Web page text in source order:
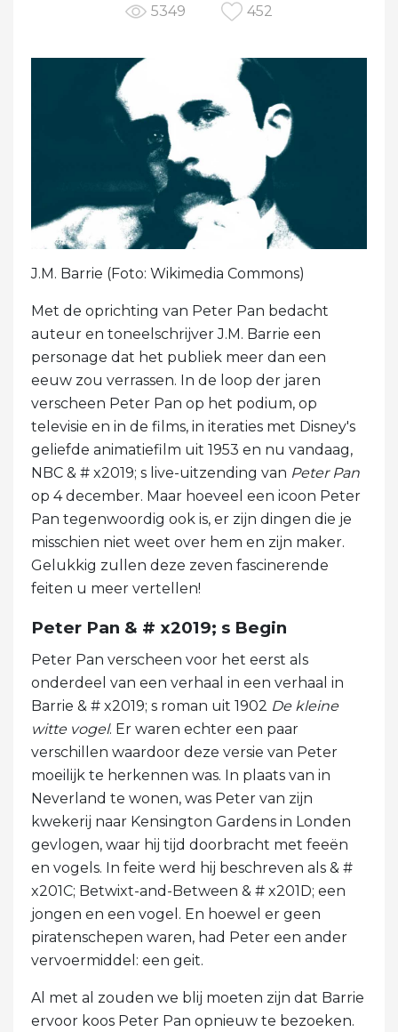
5349 452
J.M. Barrie (Foto: Wikimedia Commons)
Met de oprichting van Peter Pan bedacht
auteur en toneelschrijver J.M. Barrie een
personage dat het publiek meer dan een
eeuw zou verrassen. In de loop der jaren
verscheen Peter Pan op het podium, op
televisie en in de films, in iteraties met Disney's
geliefde animatiefilm uit 1953 en nu vandaag,
NBC & # x2019; s live-uitzending van Peter Pan
op 4 december. Maar hoeveel een icoon Peter
Pan tegenwoordig ook is, er zijn dingen die je
misschien niet weet over hem en zijn maker.
Gelukkig zullen deze zeven fascinerende
feiten u meer vertellen!
Peter Pan & # x2019; s Begin
Peter Pan verscheen voor het eerst als
onderdeel van een verhaal in een verhaal in
Barrie & # x2019; s roman uit 1902 De kleine
witte vogel. Er waren echter een paar
verschillen waardoor deze versie van Peter
moeilijk te herkennen was. In plaats van in
Neverland te wonen, was Peter van zijn
kwekerij naar Kensington Gardens in Londen
gevlogen, waar hij tijd doorbracht met feeën
en vogels. In feite werd hij beschreven als & #
x201C; Betwixt-and-Between & # x201D; een
jongen en een vogel. En hoewel er geen
piratenschepen waren, had Peter een ander
vervoermiddel: een geit.
Al met al zouden we blij moeten zijn dat Barrie
ervoor koos Peter Pan opnieuw te bezoeken.